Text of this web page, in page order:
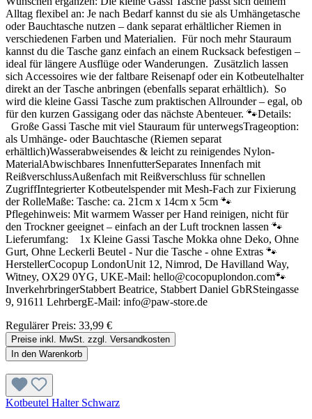
Alltag flexibel an: Je nach Bedarf kannst du sie als Umhängetasche
oder Bauchtasche nutzen – dank separat erhältlicher Riemen in
verschiedenen Farben und Materialien. Für noch mehr Stauraum
kannst du die Tasche ganz einfach an einem Rucksack befestigen –
ideal für längere Ausflüge oder Wanderungen. Zusätzlich lassen
sich Accessoires wie der faltbare Reisenapf oder ein Kotbeutelhalter
direkt an der Tasche anbringen (ebenfalls separat erhältlich). So
wird die kleine Gassi Tasche zum praktischen Allrounder – egal, ob
für den kurzen Gassigang oder das nächste Abenteuer. 🐾Details:
Große Gassi Tasche mit viel Stauraum für unterwegsTrageoption:
als Umhänge- oder Bauchtasche (Riemen separat
erhältlich)Wasserabweisendes & leicht zu reinigendes Nylon-
MaterialAbwischbares InnenfutterSeparates Innenfach mit
ReißverschlussAußenfach mit Reißverschluss für schnellen
ZugriffIntegrierter Kotbeutelspender mit Mesh-Fach zur Fixierung
der RolleMaße: Tasche: ca. 21cm x 14cm x 5cm 🐾
Pflegehinweis: Mit warmem Wasser per Hand reinigen, nicht für
den Trockner geeignet – einfach an der Luft trocknen lassen 🐾
Lieferumfang: 1x Kleine Gassi Tasche Mokka ohne Deko, Ohne
Gurt, Ohne Leckerli Beutel - Nur die Tasche - ohne Extras 🐾
HerstellerCocopup LondonUnit 12, Nimrod, De Havilland Way,
Witney, OX29 0YG, UKE-Mail: hello@cocopuplondon.com🐾
InverkehrbringerStabbert Beatrice, Stabbert Daniel GbRSteingasse
9, 91611 LehrbergE-Mail: info@paw-store.de
Regulärer Preis: 33,99 €
Preise inkl. MwSt. zzgl. Versandkosten
In den Warenkorb
Kotbeutel Halter Schwarz